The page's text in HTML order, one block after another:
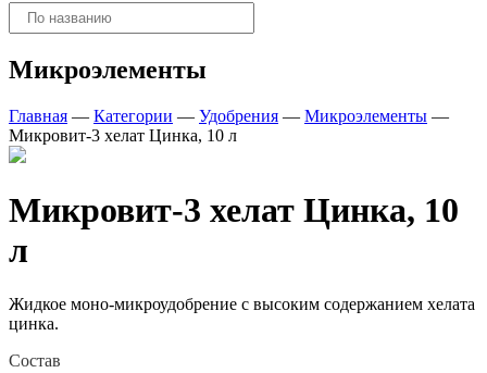
Поиск
товаров
Микроэлементы
Главная — Категории — Удобрения — Микроэлементы —
Микровит-3 хелат Цинка, 10 л
Микровит-3 хелат Цинка, 10
л
Жидкое моно-микроудобрение с высоким содержанием хелата
цинка.
Состав